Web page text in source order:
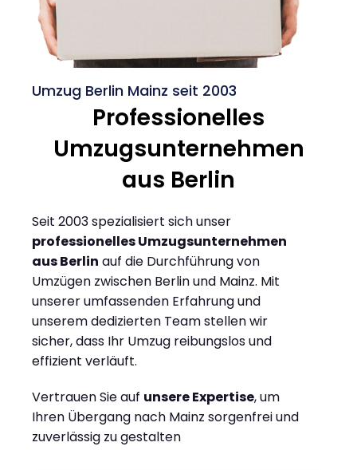
Umzug Berlin Mainz seit 2003
Professionelles
Umzugsunternehmen
aus Berlin
Seit 2003 spezialisiert sich unser
professionelles Umzugsunternehmen
aus Berlin auf die Durchführung von
Umzügen zwischen Berlin und Mainz. Mit
unserer umfassenden Erfahrung und
unserem dedizierten Team stellen wir
sicher, dass Ihr Umzug reibungslos und
effizient verläuft.
Vertrauen Sie auf unsere Expertise, um
Ihren Übergang nach Mainz sorgenfrei und
zuverlässig zu gestalten